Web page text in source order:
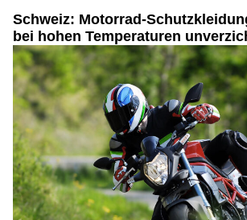
Schweiz: Motorrad-
bei hohen Temperaturen